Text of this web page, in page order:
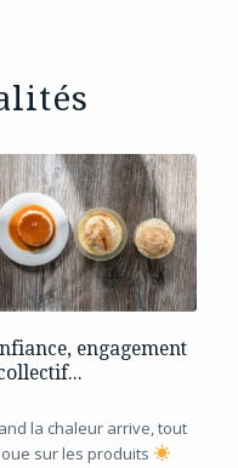
engagement
la chaleur arrive, tout
sur les produits